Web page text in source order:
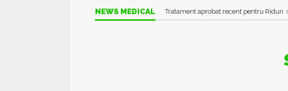
NEWS MEDICAL Tratament aprobat recent pentru Riduri